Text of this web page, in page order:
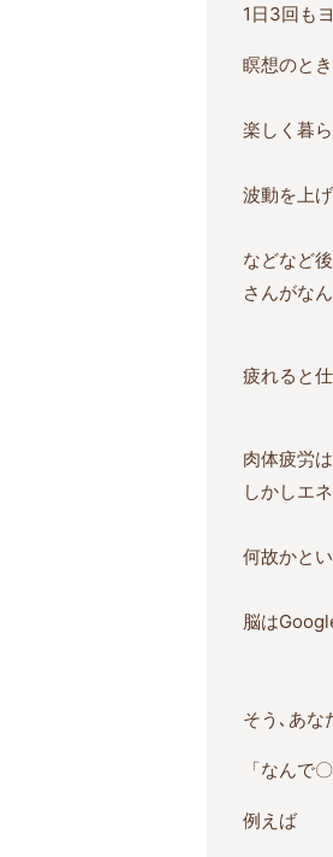
1日3回も
瞑想のと
楽しく暮
波動を上
などなど
さんがな
疲れると
肉体疲労
しかしエ
何故かと
脳は
そう､あな
「なんで
例えば